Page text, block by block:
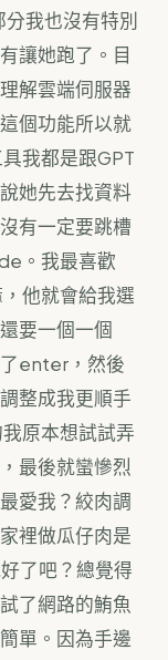
我也沒有特別
讓她跑了。目
解雲端伺服器
個功能所以就
我都是跟GPT
她先去找資料
有一定要跳槽
。我最喜歡
他就會給我選
要一個一個
enter，然後
整成我更順手
原本想試試弄
最後就蠻慘烈
愛我？絞肉調
裡做瓜仔肉是
了吧？總覺得
了網路的鮪魚
單。因為手邊